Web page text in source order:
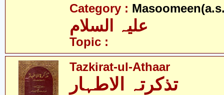
Category :
Topic :
Tazkirat-ul-Athaar
تذکرتہ الاطہار